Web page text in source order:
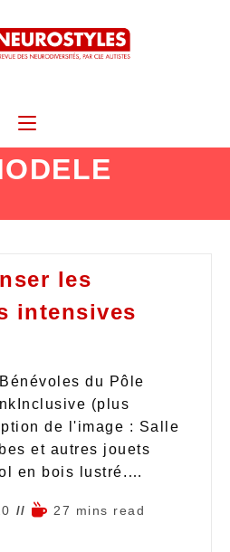
les
intensives
du Pôle
(plus
de l'image : Salle
et autres jouets
en bois lustré.…
27 mins read